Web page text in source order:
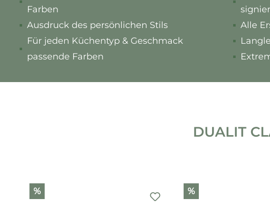
Farben
Ausdruck des persönlichen Stils
Für jeden Küchentyp & Geschmack
passende Farben
Alle
DUALIT
Produktgalerie überspringen
% %